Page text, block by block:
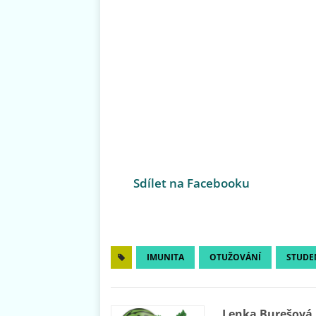
Sdílet na Facebooku
IMUNITA OTUŽOVÁNÍ